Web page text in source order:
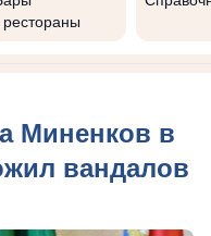
рестораны
Миненков в
вандалов